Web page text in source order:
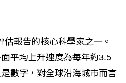
估報告的核心科學家之一。
平均上升速度為每年約3.5
數字，對全球沿海城市而言